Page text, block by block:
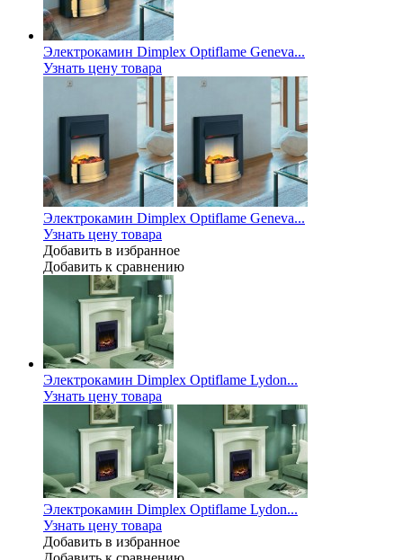
Электрокамин Dimplex Optiflame Geneva...
Узнать цену товара
Электрокамин Dimplex Optiflame Geneva...
Узнать цену товара
Добавить в избранное
Добавить к сравнению
Электрокамин Dimplex Optiflame Lydon...
Узнать цену товара
Электрокамин Dimplex Optiflame Lydon...
Узнать цену товара
Добавить в избранное